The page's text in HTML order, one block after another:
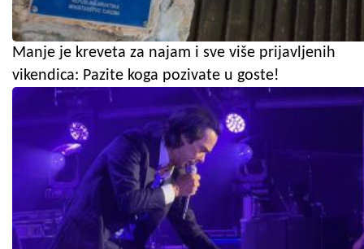
Manje je kreveta za najam i sve više prijavljenih
vikendica: Pazite koga pozivate u goste!